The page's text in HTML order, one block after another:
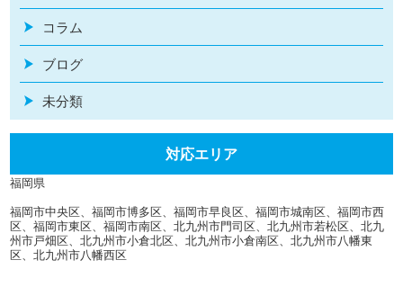
コラム
ブログ
未分類
対応エリア
福岡県
福岡市中央区、福岡市博多区、福岡市早良区、福岡市城南区、福岡市西
区、福岡市東区、福岡市南区、北九州市門司区、北九州市若松区、北九
州市戸畑区、北九州市小倉北区、北九州市小倉南区、北九州市八幡東
区、北九州市八幡西区